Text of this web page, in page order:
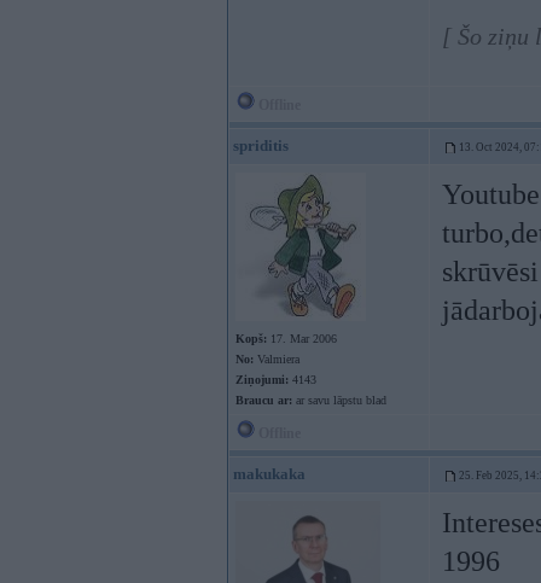
[ Šo ziņu
spriditis 13. Oct 2024,
Kopš: 17. Mar 2006
No: Valmiera
Ziņojumi: 4143
Braucu ar: ar savu lāpstu blad
makukaka 25. Feb 2025,
1996